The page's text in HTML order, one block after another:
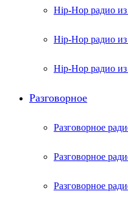
Hip-Hop радио из
Hip-Hop радио
Hip-Hop радио
Разговорное
Разговорное
Разговорное
Разговорное